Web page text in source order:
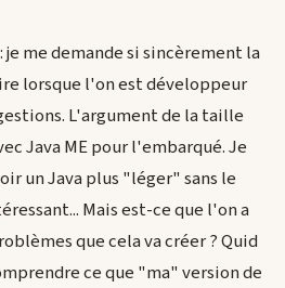
je me demande si sincèrement la
lorsque l'on est développeur
L'argument de la taille
Java ME pour l'embarqué. Je
un Java plus "léger" sans le
Mais est-ce que l'on a
que cela va créer ? Quid
ce que "ma" version de